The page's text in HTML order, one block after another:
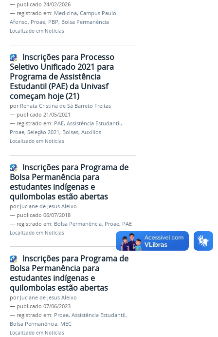
— publicado 24/02/2026
— registrado em: Medicina, Campus Paulo
Afonso, Proae, PBP, Bolsa Permanência
Localizado em Notícias
Inscrições para Processo
Seletivo Unificado 2021 para
Programa de Assistência
Estudantil (PAE) da Univasf
começam hoje (21)
por Renata Cristina de Sá Barreto Freitas
— publicado 21/05/2021
— registrado em: PAE, Assistência Estudantil,
Proae, Seleção 2021, Bolsas, Auxílios
Localizado em Notícias
Inscrições para Programa de
Bolsa Permanência para
estudantes indígenas e
quilombolas estão abertas
por Juciane de Jesus Aleixo
— publicado 06/07/2018
— registrado em: Bolsa Permanência, Proae, PAE
Localizado em Notícias
Inscrições para Programa de
Bolsa Permanência para
estudantes indígenas e
quilombolas estão abertas
por Juciane de Jesus Aleixo
— publicado 07/06/2023
— registrado em: Proae, Assistência Estudantil,
Bolsa Permanência, MEC
Localizado em Notícias